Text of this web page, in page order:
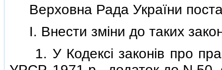
Верховна Рада України
I. Внести змiни до таких
1. У Кодексi законiв про